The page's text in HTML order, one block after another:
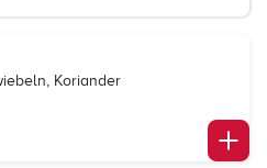
Koriander